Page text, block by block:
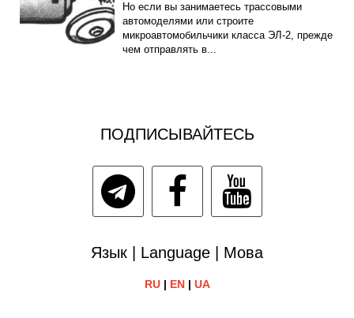
Но если вы занимаетесь трассовыми
автомоделями или строите
микроавтомобильчики класса ЭЛ-2, прежде
чем отправлять в...
ПОДПИСЫВАЙТЕСЬ
Язык | Language | Мова
RU| EN| UA